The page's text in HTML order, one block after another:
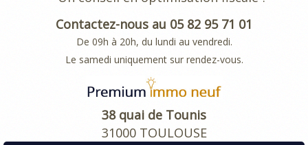
Contactez-nous au 05 82 95 71 01
De 09h à 20h, du lundi au vendredi.
Le samedi uniquement sur rendez-vous.
38 quai de Tounis
31000 TOULOUSE